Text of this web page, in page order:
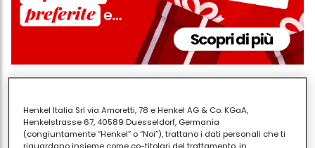
Henkel Italia Srl via Amoretti, 78 e Henkel AG & Co. KGaA,
Henkelstrasse 67, 40589 Duesseldorf, Germania
(congiuntamente “Henkel” o “Noi”), trattano i dati personali che ti